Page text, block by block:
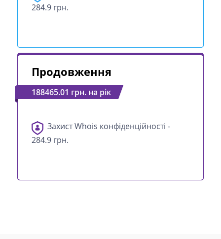
284.9 грн.
Продовження
188465.01 грн. на рік
Захист Whois конфіденційності -
284.9 грн.